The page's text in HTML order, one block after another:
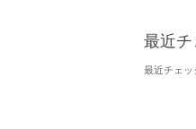
最近チ
最近チェッ